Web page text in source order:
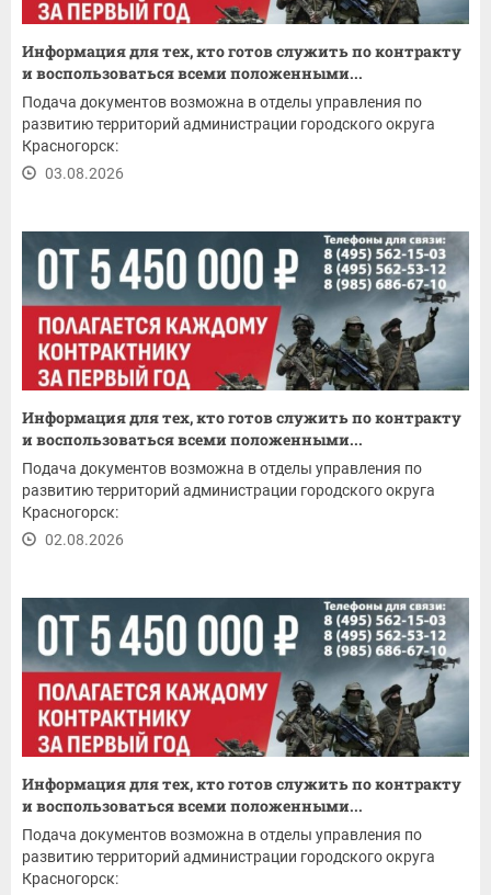
Информация для тех, кто готов служить по контракту
и воспользоваться всеми положенными...
Подача документов возможна в отделы управления по
развитию территорий администрации городского округа
Красногорск:
03.08.2026
Информация для тех, кто готов служить по контракту
и воспользоваться всеми положенными...
Подача документов возможна в отделы управления по
развитию территорий администрации городского округа
Красногорск:
02.08.2026
Информация для тех, кто готов служить по контракту
и воспользоваться всеми положенными...
Подача документов возможна в отделы управления по
развитию территорий администрации городского округа
Красногорск: